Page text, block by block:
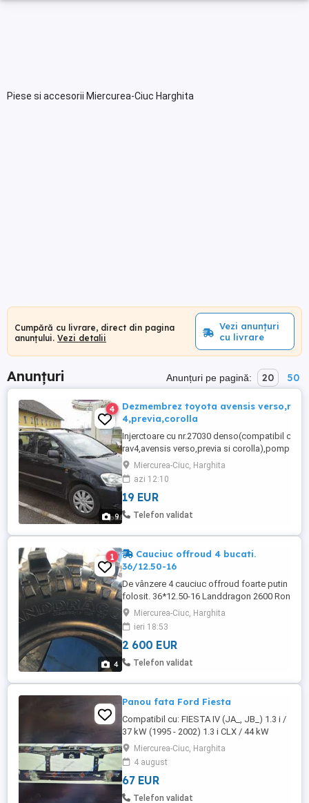
Piese si accesorii Miercurea-Ciuc Harghita
Cumpără cu livrare, direct din pagina
anunțului. Vezi detalii
Vezi anunțuri
cu livrare
Anunțuri Anunțuri pe pagină: 20 50
9
4
Dezmembrez toyota avensis verso,rav
4,previa,corolla
Injerctoare cu nr.27030 denso(compatibil cu
rav4,avensis verso,previa si corolla),pompa
injectie,cutie viteze,radiator,intercooler,
planetara,fuzeta,
arc,brate,electromotor,debimetru,compressor
AC,pompa servo,intaritura bara fata,bara
spate,usa dreapta fata ,usa stânga fata,ușa
Miercurea-Ciuc, Harghita
azi 12:10
19 EUR
Telefon validat
4
1
Cauciuc offroud 4 bucati.
36/12.50-16
De vânzere 4 cauciuc offroud foarte putin
folosit. 36*12.50-16 Landdragon 2600 Ron
Tel. 0753333777
Miercurea-Ciuc, Harghita
ieri 18:53
2 600 EUR
Telefon validat
Panou fata Ford Fiesta
Compatibil cu: FIESTA IV (JA_, JB_) 1.3 i /
37 kW (1995 - 2002) 1.3 i CLX / 44 kW
(1995 - 2002) 1.25 i 16V / 55 kW (1995 -
2002) 1.8 D / 44 kW (1995 - 2000) 1.4 i CLX
16V / 66 kW (1996 - 2002) 1.0 i / 38 kW
(1996 - 1999) 1.1 / 37 kW (1995 - 1996)
FIESTA Autoutilitara/limuzina spa¿ioasa
Miercurea-Ciuc, Harghita
4 august
67 EUR
Telefon validat